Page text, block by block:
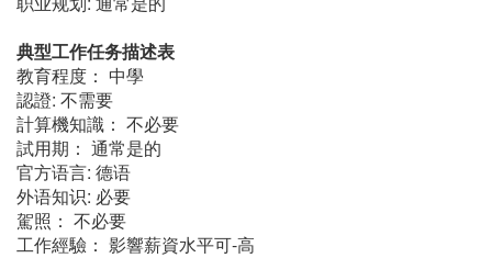
典型工作任务描述表
教育程度： 中學
認證: 不需要
計算機知識： 不必要
試用期： 通常是的
官方语言: 德语
外语知识: 必要
駕照： 不必要
工作經驗： 影響薪資水平可-高